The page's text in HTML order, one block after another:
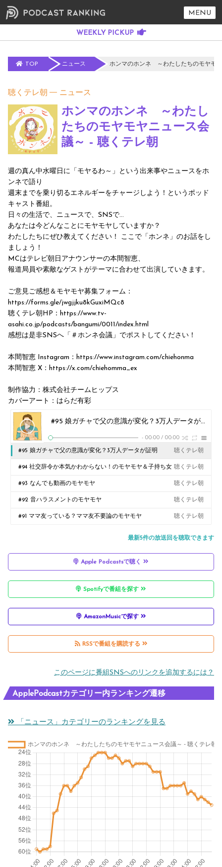
MENU
TOP ニュース ホンマのホンネ ～わたしたちのモヤモ
聴くテレ朝 ニュース
ホンマのホンネ ～わたし
たちのモヤモヤニュース会
議～ - 聴くテレ朝
週の真ん中水曜日に「モヤるわ～」という出来事やニュースをホ
ンネで語り
週末までを乗り切るエネルギーをチャージしよう！というポッド
キャスト番組。
日々の生活で、ニュースで、SNSで…
あなたは今どんなことにモヤモヤしていますか？
わたしたちにぜひ教えてください！ ここで「ホンネ」のお話をし
ましょう！
MCはテレビ朝日アナウンサーの本間智恵、
報道局員や素敵なゲストがテーマに合わせて出演していきます。
ご意見ご感想＆モヤモヤ募集フォーム：
https://forms.gle/jwgjjku8kGuxiMQc8
聴くテレ朝HP：https://www.tv-
asahi.co.jp/podcasts/bangumi/0011/index.html
感想は是非SNSへ「＃ホンネ会議」でポストしてください！
本間智恵 Instagram：https://www.instagram.com/chiehonma
本間智恵 X：https://x.com/chiehomma_ex
制作協力：株式会社チームヒップス
カバーアート：はらだ有彩
#95 娘ガチャで父の意識が変化？3万人データが証明
- 00:00 / 00:00
#95 娘ガチャで父の意識が変化？3万人データが証明 聴くテレ朝
#94 社交辞令か本気かわからない！のモヤモヤ＆子持ち女
性の昇進を巡るモヤモヤのお便りに真剣回答！
聴くテレ朝
#93 なんでも動画のモヤモヤ 聴くテレ朝
#92 音ハラスメントのモヤモヤ 聴くテレ朝
#91 ママ友っている？ママ友不要論のモヤモヤ 聴くテレ朝
最新5件の放送回を聴取できます
Apple Podcastsで聴く
Spotifyで番組を探す
AmazonMusicで探す
RSSで番組を購読する
このページに番組SNSへのリンクを追加するには？
ApplePodcastカテゴリー内ランキング遷移
「ニュース」カテゴリーのランキングを見る